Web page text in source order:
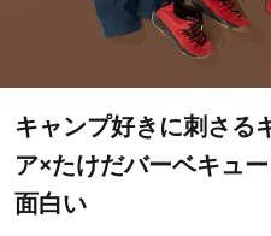
キャンプ好きに刺さる
ア×たけだバーベキュ
面白い